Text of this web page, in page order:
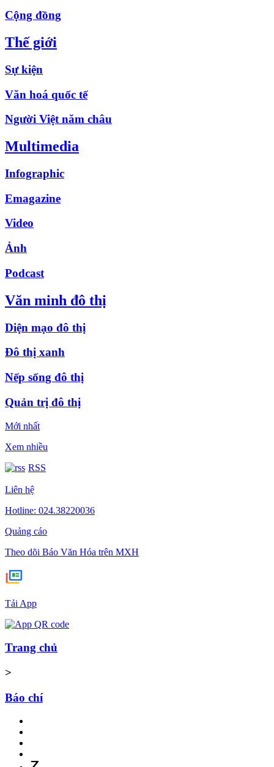
Cộng đồng
Thế giới
Sự kiện
Văn hoá quốc tế
Người Việt năm châu
Multimedia
Infographic
Emagazine
Video
Ảnh
Podcast
Văn minh đô thị
Diện mạo đô thị
Đô thị xanh
Nếp sống đô thị
Quản trị đô thị
Mới nhất
Xem nhiều
RSS
Liên hệ
Hotline: 024.38220036
Quảng cáo
Theo dõi Báo Văn Hóa trên MXH
Tải App
Trang chủ
>
Báo chí